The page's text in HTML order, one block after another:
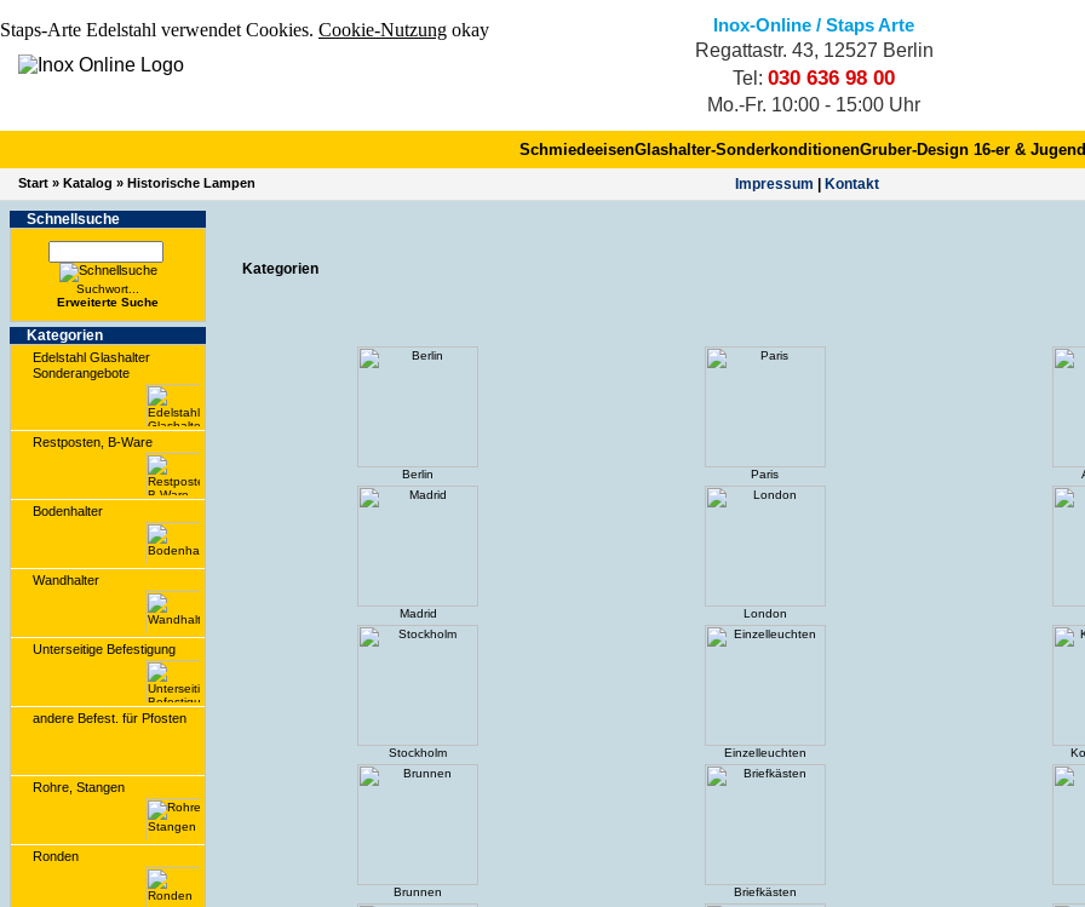
Staps-Arte Edelstahl verwendet Cookies. Cookie-Nutzung okay
Inox-Online / Staps Arte
Regattastr. 43, 12527 Berlin
Tel: 030 636 98 00
Mo.-Fr. 10:00 - 15:00 Uhr
SchmiedeeisenGlashalter-SonderkonditionenGruber-Design 16-er &
Start » Katalog » Historische Lampen Impres­sum Kontakt
Schnell­suche
Suchwort...
Erwei­terte Suche
Kate­gorien
Edelstahl Glashalter
Sonderangebote
Restposten, B-Ware
Bodenhalter
Wandhalter
Unterseitige Befestigung
andere Befest. für Pfosten
Rohre, Stangen
Ronden
Kategorien
Berlin Paris
Madrid London
Stockholm Einzelleuchten
Brunnen Briefkästen